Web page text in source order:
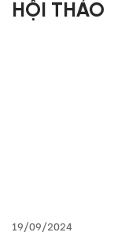
HỘI THẢO
19/09/2024